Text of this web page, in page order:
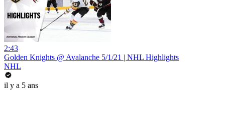
2:43
Golden Knights @ Avalanche 5/1/21 | NHL Highlights
NHL
il y a 5 ans